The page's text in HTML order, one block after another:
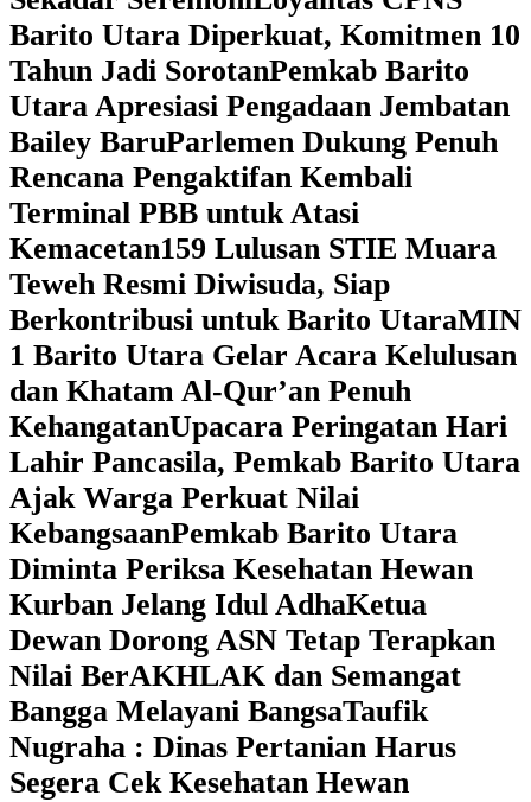
Barito Utara Diperkuat, Komitmen 10
Tahun Jadi SorotanPemkab Barito
Utara Apresiasi Pengadaan Jembatan
Bailey BaruParlemen Dukung Penuh
Rencana Pengaktifan Kembali
Terminal PBB untuk Atasi
Kemacetan159 Lulusan STIE Muara
Teweh Resmi Diwisuda, Siap
Berkontribusi untuk Barito UtaraMIN
1 Barito Utara Gelar Acara Kelulusan
dan Khatam Al-Qur’an Penuh
KehangatanUpacara Peringatan Hari
Lahir Pancasila, Pemkab Barito Utara
Ajak Warga Perkuat Nilai
KebangsaanPemkab Barito Utara
Diminta Periksa Kesehatan Hewan
Kurban Jelang Idul AdhaKetua
Dewan Dorong ASN Tetap Terapkan
Nilai BerAKHLAK dan Semangat
Bangga Melayani BangsaTaufik
Nugraha : Dinas Pertanian Harus
Segera Cek Kesehatan Hewan